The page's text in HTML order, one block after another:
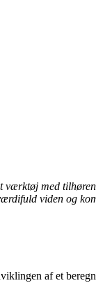
med
viden og
af et